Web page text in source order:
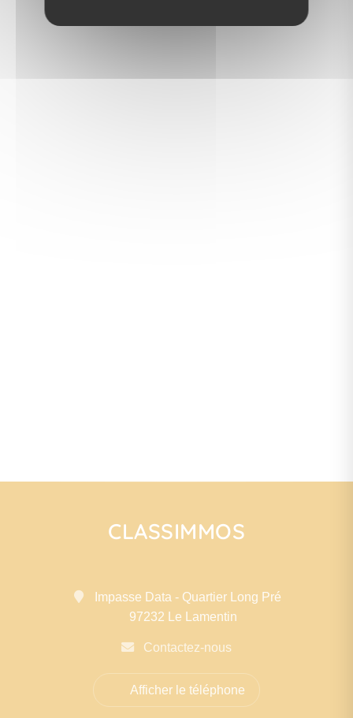
CLASSIMMOS
Impasse Data - Quartier Long Pré
97232 Le Lamentin
Contactez-nous
Afficher le téléphone